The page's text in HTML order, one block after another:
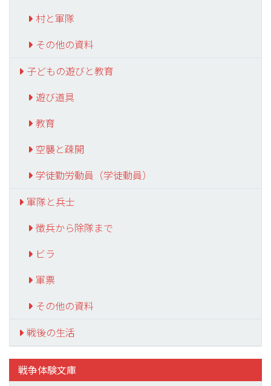
村と軍隊
その他の資料
子どもの遊びと教育
遊び道具
教育
空襲と疎開
学徒勤労動員（学徒動員）
軍隊と兵士
徴兵から除隊まで
ビラ
軍票
その他の資料
戦後の生活
戦争体験文庫